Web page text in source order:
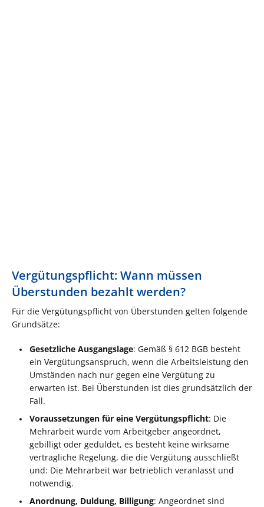
Vergütungspflicht: Wann müssen
Überstunden bezahlt werden?
Für die Vergütungspflicht von Überstunden gelten folgende
Grundsätze:
Gesetzliche Ausgangslage: Gemäß § 612 BGB besteht
ein Vergütungsanspruch, wenn die Arbeitsleistung den
Umständen nach nur gegen eine Vergütung zu
erwarten ist. Bei Überstunden ist dies grundsätzlich der
Fall.
Voraussetzungen für eine Vergütungspflicht: Die
Mehrarbeit wurde vom Arbeitgeber angeordnet,
gebilligt oder geduldet, es besteht keine wirksame
vertragliche Regelung, die die Vergütung ausschließt
und: Die Mehrarbeit war betrieblich veranlasst und
notwendig.
Anordnung, Duldung, Billigung: Angeordnet sind